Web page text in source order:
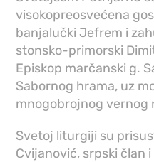
visokopreosvećena
banjalučki Jefrem i
stonsko-primorski
Episkop marčanski g.
Sabornog hrama, uz
mnogobrojnog vernog
Svetoj liturgiji su
Cvijanović, srpski član